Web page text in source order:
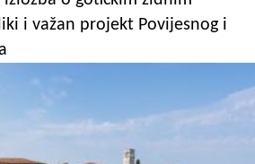
i važan projekt Povijesnog i